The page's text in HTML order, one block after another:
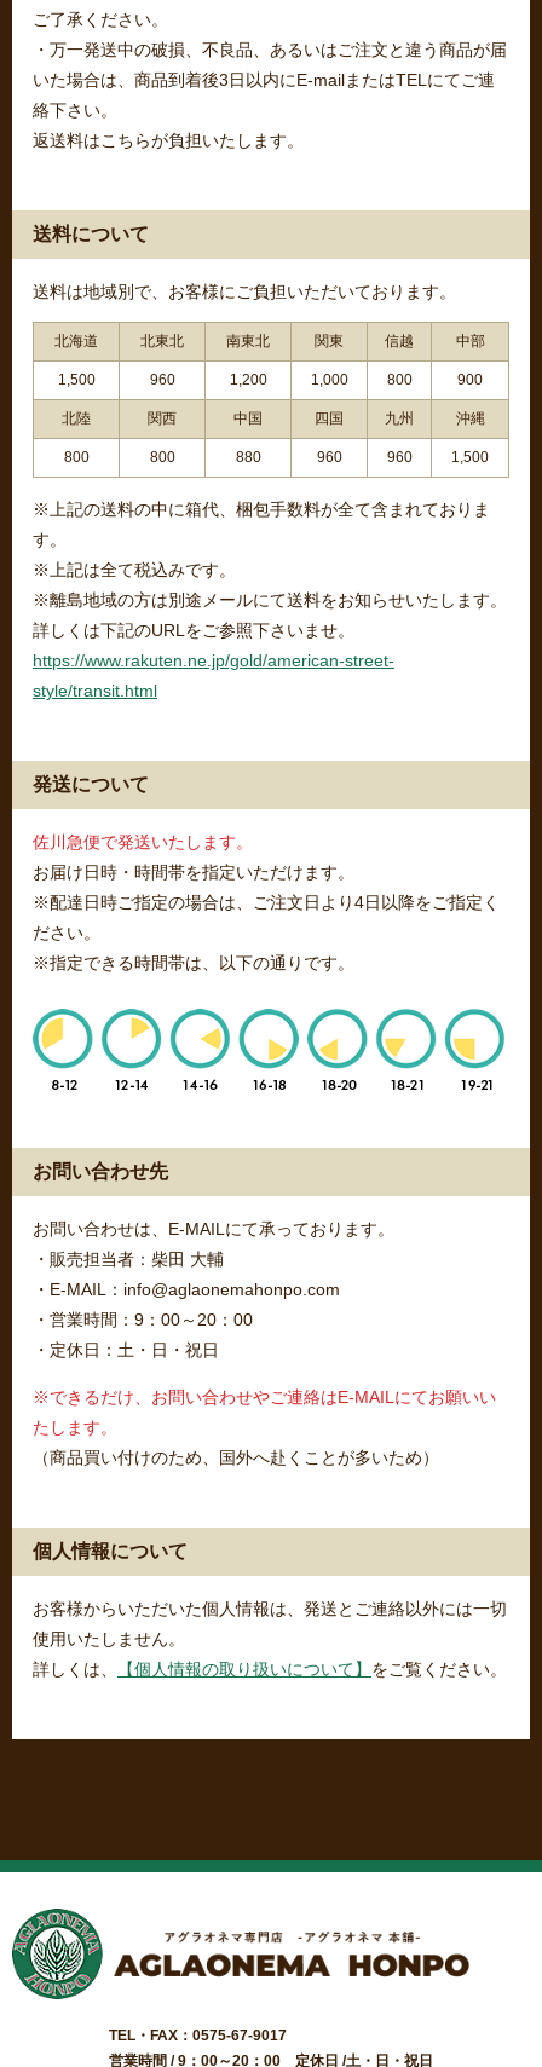
ご了承ください。
・万一発送中の破損、不良品、あるいはご注文と違う商品が届
いた場合は、商品到着後3日以内にE-mailまたはTELにてご連
絡下さい。
返送料はこちらが負担いたします。
送料について
送料は地域別で、お客様にご負担いただいております。
北海道 北東北 南東北 関東 信越 中部
1,500 960 1,200 1,000 800 900
北陸 関西 中国 四国 九州 沖縄
800 800 880 960 960 1,500
※上記の送料の中に箱代、梱包手数料が全て含まれておりま
す。
※上記は全て税込みです。
※離島地域の方は別途メールにて送料をお知らせいたします。
詳しくは下記のURLをご参照下さいませ。
https://www.rakuten.ne.jp/gold/american-street-
style/transit.html
発送について
佐川急便で発送いたします。
お届け日時・時間帯を指定いただけます。
※配達日時ご指定の場合は、ご注文日より4日以降をご指定く
ださい。
※指定できる時間帯は、以下の通りです。
お問い合わせ先
お問い合わせは、E-MAILにて承っております。
・販売担当者：柴田 大輔
・E-MAIL：info@aglaonemahonpo.com
・営業時間：9：00～20：00
・定休日：土・日・祝日
※できるだけ、お問い合わせやご連絡はE-MAILにてお願いい
たします。
（商品買い付けのため、国外へ赴くことが多いため）
個人情報について
お客様からいただいた個人情報は、発送とご連絡以外には一切
使用いたしません。
詳しくは、
【個人情報の取り扱いについて】 をご覧ください。
TEL・FAX：0575-67-9017
営業時間 / 9：00～20：00 定休日 /土・日・祝日